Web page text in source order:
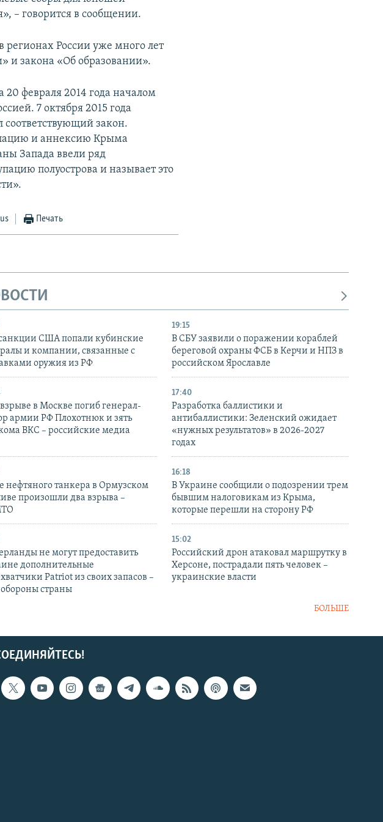
– говорится в сообщении.
регионах России уже много лет
и закона «Об образовании».
февраля 2014 года началом
7 октября 2015 года
закон.
и аннексию Крыма
Запада ввели ряд
полуострова и называет это
Печать
США попали кубинские
и компании, связанные с
оружия из РФ
19:15
В СБУ заявили о поражении кораблей
береговой охраны ФСБ в Керчи и НПЗ в
российском Ярославле
в Москве погиб генерал-
армии РФ Плохотнюк и зять
ВКС – российские медиа
17:40
Разработка баллистики и
антибаллистики: Зеленский ожидает
«нужных результатов» в 2026-2027
годах
нефтяного танкера в Ормузском
произошли два взрыва –
16:18
В Украине сообщили о подозрении трем
бывшим налоговикам из Крыма,
которые перешли на сторону РФ
не могут предоставить
дополнительные
Patriot из своих запасов –
страны
15:02
Российский дрон атаковал маршрутку в
Херсоне, пострадали пять человек –
украинские власти
БОЛЬШЕ